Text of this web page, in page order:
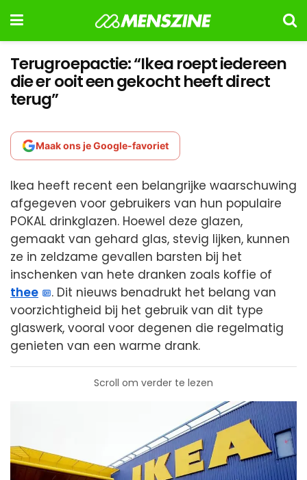
Terugroepactie: “Ikea roept iedereen
die er ooit een gekocht heeft direct
terug”
Maak ons je Google-favoriet
Ikea heeft recent een belangrijke waarschuwing
afgegeven voor gebruikers van hun populaire
POKAL drinkglazen. Hoewel deze glazen,
gemaakt van gehard glas, stevig lijken, kunnen
ze in zeldzame gevallen barsten bij het
inschenken van hete dranken zoals koffie of
thee
. Dit nieuws benadrukt het belang van
voorzichtigheid bij het gebruik van dit type
glaswerk, vooral voor degenen die regelmatig
genieten van een warme drank.
Scroll om verder te lezen